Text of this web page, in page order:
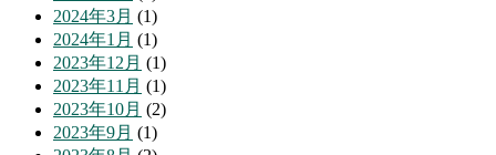
2024年3月 (1)
2024年1月 (1)
2023年12月 (1)
2023年11月 (1)
2023年10月 (2)
2023年9月 (1)